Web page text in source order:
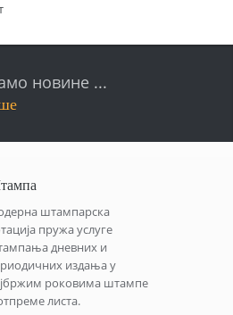
новине ...
штампарска
пружа услуге
дневних и
издања у
роковима штампе
листа.